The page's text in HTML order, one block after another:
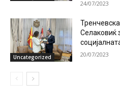
24/07/2023
Uncategorized
Селаковиќ
20/07/2023